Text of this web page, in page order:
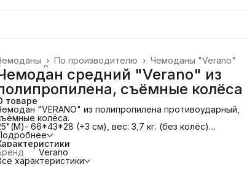
Чемоданы "Verano"
По производителю ›
›
Все товарысредний "Verano" из
съёмные колёса
товаре
"VERANO" из полипропилена противоударный,
колёса.
66*43*28 (+3 см), вес: 3,7 кг. (без колёс)
четыре полиуретановых сдвоенных колеса.
съёмные!
алюминиевую и 2 дополнительные
прорезиненные ручки.
Verano
характеристики